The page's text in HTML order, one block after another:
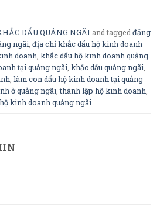
DẤU QUẢNG NGÃI and tagged đăng
ngãi địa chỉ khắc dấu hộ kinh doanh
doanh khắc dấu hộ kinh doanh quảng
tại quảng ngãi khắc dấu quảng ngãi
làm con dấu hộ kinh doanh tại quảng
ở quảng ngãi ,thành lập hộ kinh doanh
kinh doanh quảng ngãi